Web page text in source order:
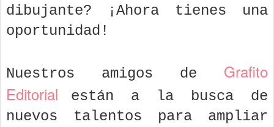
dibujante? ¡Ahora tienes una
oportunidad!
Nuestros amigos de Grafito
Editorial
están a la busca de
nuevos talentos para ampliar